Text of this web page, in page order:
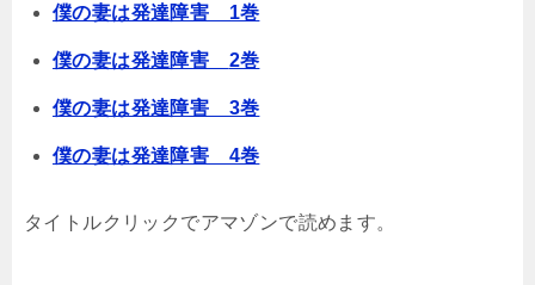
僕の妻は発達障害 1巻
僕の妻は発達障害 2巻
僕の妻は発達障害 3巻
僕の妻は発達障害 4巻
タイトルクリックでアマゾンで読めます。